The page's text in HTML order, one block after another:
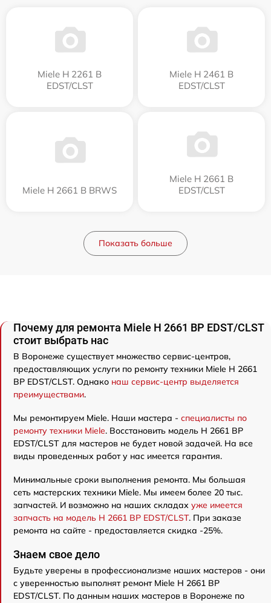
Miele H 2261 B
EDST/CLST
Miele H 2461 B
EDST/CLST
Miele H 2661 B BRWS
Miele H 2661 B
EDST/CLST
Показать больше
Почему для ремонта Miele H 2661 BP EDST/CLST
стоит выбрать нас
В Воронеже существует множество сервис-центров,
предоставляющих услуги по ремонту техники Miele H 2661
BP EDST/CLST. Однако наш сервис-центр выделяется
преимуществами.
Мы ремонтируем Miele. Наши мастера - специалисты по
ремонту техники Miele. Восстановить модель H 2661 BP
EDST/CLST для мастеров не будет новой задачей. На все
виды проведенных работ у нас имеется гарантия.
Минимальные сроки выполнения ремонта. Мы большая
сеть мастерских техники Miele. Мы имеем более 20 тыс.
запчастей. И возможно на наших складах уже имеется
запчасть на модель H 2661 BP EDST/CLST. При заказе
ремонта на сайте - предоставляется скидка -25%.
Знаем свое дело
Будьте уверены в профессионализме наших мастеров - они
с уверенностью выполнят ремонт Miele H 2661 BP
EDST/CLST. По данным наших мастеров в Воронеже по